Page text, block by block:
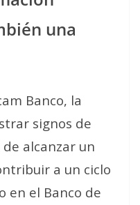
una
Banco, la
signos de
alcanzar un
a un ciclo
en el Banco de